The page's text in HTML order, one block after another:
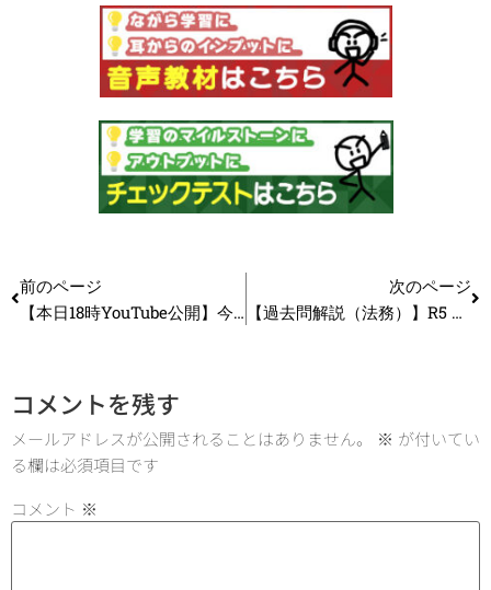
前のページ
【本日18時YouTube公開】今からでも間に合う！見やすい字の書き方を教えます_第248回
次のページ
【過去問解説（法務）】R5 第14問 産業財産権（特許権）
コメントを残す
メールアドレスが公開されることはありません。 ※ が付いてい
る欄は必須項目です
コメント ※